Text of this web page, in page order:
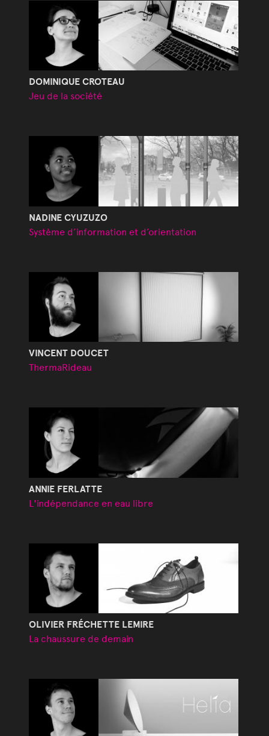
DOMINIQUE CROTEAU
Jeu de la société
NADINE CYUZUZO
Système d’information et d’orientation
VINCENT DOUCET
ThermaRideau
ANNIE FERLATTE
L'indépendance en eau libre
OLIVIER FRÉCHETTE LEMIRE
La chaussure de demain